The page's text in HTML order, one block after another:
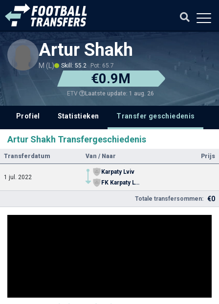
Artur Shakh
M (L) Skill: 55.2 Pot: 65.7
€0.9M
ETV Laatste update: 1 aug. 26
Profiel Statistieken Transfer geschiedenis
Artur Shakh Transfergeschiedenis
Transferdatum Van / Naar Prijs
1 jul. 2022
Karpaty Lviv
FK Karpaty Lviv
Totale transfersommen: €0